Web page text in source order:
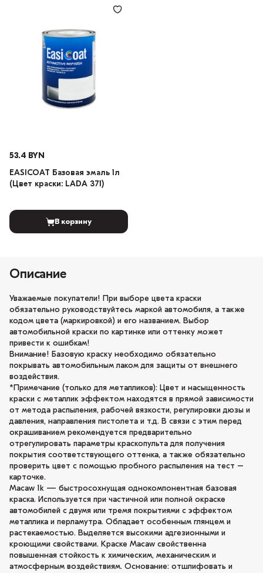
53.4 BYN
EASICOAT Базовая эмаль 1л
(Цвет краски: LADA 371)
В корзину
Описание
Уважаемые покупатели! При выборе цвета краски
обязательно руководствуйтесь маркой автомобиля, а также
кодом цвета (маркировкой) и его названием. Выбор
автомобильной краски по картинке или оттенку может
привести к ошибкам!
Внимание! Базовую краску необходимо обязательно
покрывать автомобильным лаком для защиты от внешнего
воздействия.
*Примечание (только для металликов): Цвет и насыщенность
краски с металлик эффектом находятся в прямой зависимости
от метода распыления, рабочей вязкости, регулировки дюзы и
давления, направления пистолета и т.д. В связи с этим перед
окрашиванием рекомендуется предварительно
отрегулировать параметры краскопульта для получения
покрытия соответствующего оттенка, а также обязательно
проверить цвет с помощью пробного распыления на тест –
карточке.
Macaw 1k — быстросохнущая однокомпонентная базовая
краска. Используется при частичной или полной окраске
автомобилей с двумя или тремя покрытиями с эффектом
металлика и перламутра. Обладает особенным глянцем и
растекаемостью. Выделяется высокими адгезионными и
кроющими свойствами. Краске Macaw свойственна
повышенная стойкость к химическим, механическим и
атмосферным воздействиям. Основание: отшлифовать и